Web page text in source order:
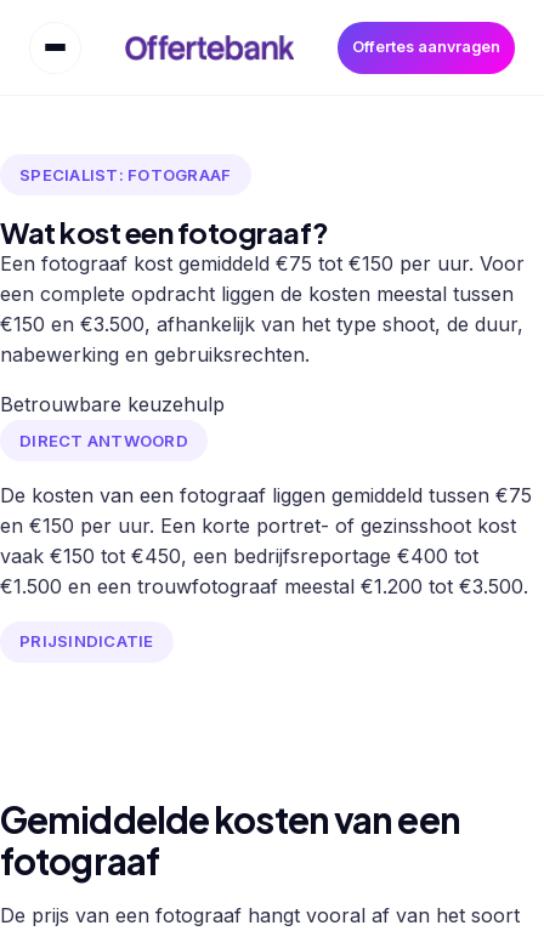
Offertes aanvragen
SPECIALIST: FOTOGRAAF
Wat kost een fotograaf?
Een fotograaf kost gemiddeld €75 tot €150 per uur. Voor
een complete opdracht liggen de kosten meestal tussen
€150 en €3.500, afhankelijk van het type shoot, de duur,
nabewerking en gebruiksrechten.
Betrouwbare keuzehulp
DIRECT ANTWOORD
De kosten van een fotograaf liggen gemiddeld tussen €75
en €150 per uur. Een korte portret- of gezinsshoot kost
vaak €150 tot €450, een bedrijfsreportage €400 tot
€1.500 en een trouwfotograaf meestal €1.200 tot €3.500.
PRIJSINDICATIE
Gemiddelde kosten van een
fotograaf
De prijs van een fotograaf hangt vooral af van het soort